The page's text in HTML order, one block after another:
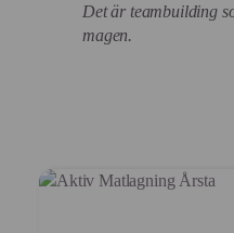
Det är teambuilding
magen.